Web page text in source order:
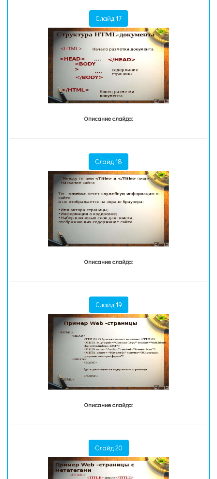
Слайд 17
Описание слайда:
Слайд 18
Описание слайда:
Слайд 19
Описание слайда:
Слайд 20